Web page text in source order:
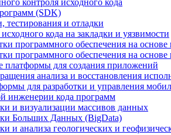
контроля исходного кода
(SDK)
тестирования и отладки
кода на закладки и уязвимости
программного обеспечения на
программного обеспечения на
платформы для создания приложений
анализа и восстановления
для разработки и управления
инженерии кода программ
и визуализации массивов данных
Больших Данных (BigData)
и анализа геологических и